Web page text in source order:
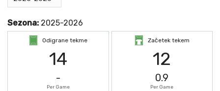
Sezona: 2025-2026
Odigrane tekme
14
-
Per Game
Začetek tekem
12
0.9
Per Game